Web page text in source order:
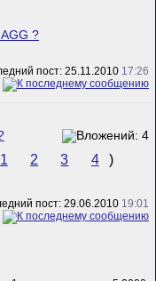
?
пост: 25.11.2010 17:26
1 2 3 4 )
пост: 29.06.2010 19:01